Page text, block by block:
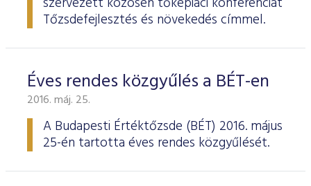
Tőzsdefejlesztés és növekedés címmel.
Éves rendes közgyűlés a BÉT-en
2016. máj. 25.
A Budapesti Értéktőzsde (BÉT) 2016. május
25-én tartotta éves rendes köz­gyűlését.